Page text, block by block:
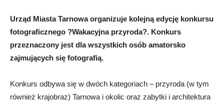
Urząd Miasta Tarnowa organizuje kolejną edycję konkursu
fotograficznego ?Wakacyjna przyroda?. Konkurs
przeznaczony jest dla wszystkich osób amatorsko
zajmujących się fotografią.
Konkurs odbywa się w dwóch kategoriach – przyroda (w tym
również krajobraz) Tarnowa i okolic oraz zabytki i architektura